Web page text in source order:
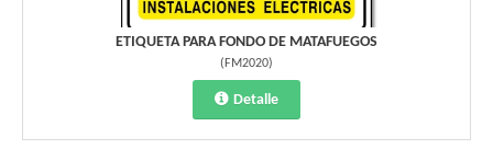
ETIQUETA PARA FONDO DE MATAFUEGOS
( FM2020)
Detalle